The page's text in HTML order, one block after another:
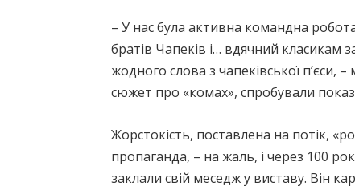
– У нас була активна командна
братів Чапеків і… вдячний класикам
жодного слова з чапеківської п’єси,
сюжет про «комах», спробували
Жорстокість, поставлена на потік,
пропаганда, – на жаль, і через 100
заклали свій меседж у виставу. Він